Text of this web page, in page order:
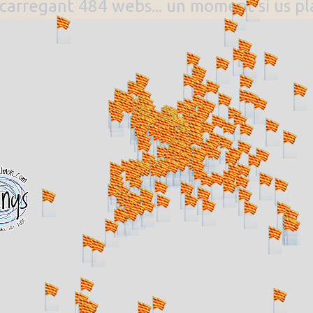
484 webs... un moment si us